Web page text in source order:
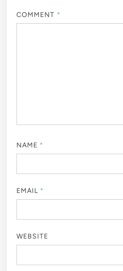
COMMENT *
NAME *
EMAIL *
WEBSITE